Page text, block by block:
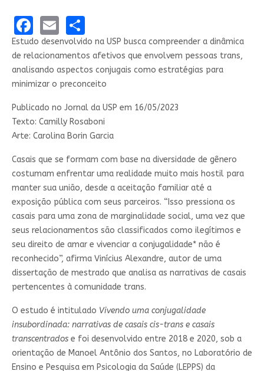
Facebook
EmailShare
Estudo desenvolvido na USP busca compreender a dinâmica
de relacionamentos afetivos que envolvem pessoas trans,
analisando aspectos conjugais como estratégias para
minimizar o preconceito
Publicado no Jornal da USP em 16/05/2023
Texto: Camilly Rosaboni
Arte: Carolina Borin Garcia
Casais que se formam com base na diversidade de gênero
costumam enfrentar uma realidade muito mais hostil para
manter sua união, desde a aceitação familiar até a
exposição pública com seus parceiros. “Isso pressiona os
casais para uma zona de marginalidade social, uma vez que
seus relacionamentos são classificados como ilegítimos e
seu direito de amar e vivenciar a conjugalidade* não é
reconhecido”, afirma Vinícius Alexandre, autor de uma
dissertação de mestrado que analisa as narrativas de casais
pertencentes à comunidade trans.
O estudo é intitulado Vivendo uma conjugalidade
insubordinada: narrativas de casais cis-trans e casais
transcentrados e foi desenvolvido entre 2018 e 2020, sob a
orientação de Manoel Antônio dos Santos, no Laboratório de
Ensino e Pesquisa em Psicologia da Saúde (LEPPS) da